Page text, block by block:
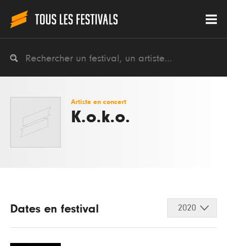
Artiste en concert
K.o.k.o.
Dates en festival 2020